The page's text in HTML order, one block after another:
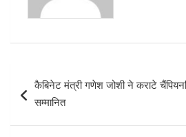
navigation
कैबिनेट मंत्री गणेश जोशी ने कराटे
सम्मानित